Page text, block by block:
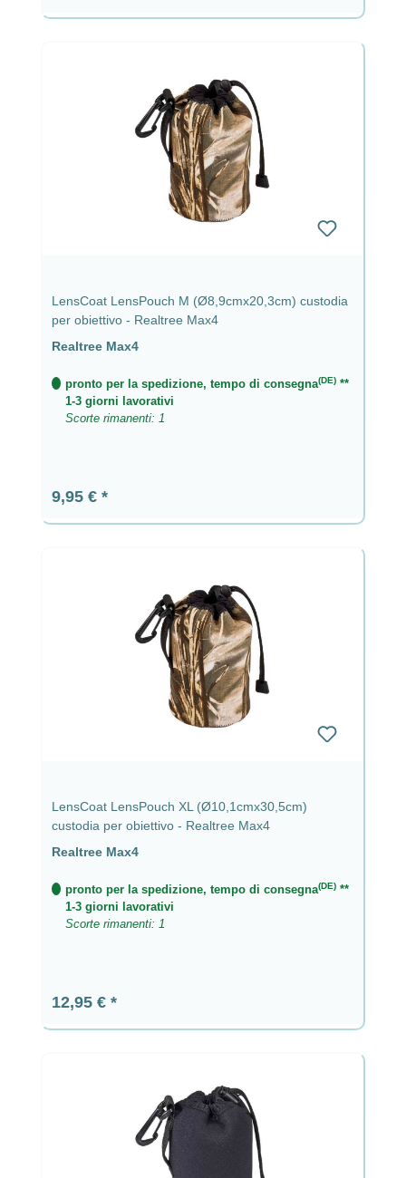
LensCoat LensPouch M (Ø8,9cmx20,3cm) custodia
per obiettivo - Realtree Max4
Realtree Max4
pronto per la spedizione, tempo di consegna(DE) **
1-3 giorni lavorativi
Scorte rimanenti: 1
Prezzo normale:
9,95 €
LensCoat LensPouch XL (Ø10,1cmx30,5cm)
custodia per obiettivo - Realtree Max4
Realtree Max4
pronto per la spedizione, tempo di consegna(DE) **
1-3 giorni lavorativi
Scorte rimanenti: 1
Prezzo normale:
12,95 €